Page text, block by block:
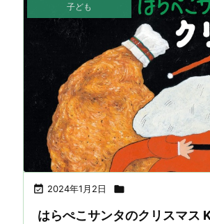
 2024年1月2日 
子ども
はらぺこサンタのクリスマス